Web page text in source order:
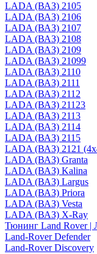
LADA (ВАЗ) 2105
LADA (ВАЗ) 2106
LADA (ВАЗ) 2107
LADA (ВАЗ) 2108
LADA (ВАЗ) 2109
LADA (ВАЗ) 21099
LADA (ВАЗ) 2110
LADA (ВАЗ) 2111
LADA (ВАЗ) 2112
LADA (ВАЗ) 21123
LADA (ВАЗ) 2113
LADA (ВАЗ) 2114
LADA (ВАЗ) 2115
LADA (ВАЗ) 2121
LADA (ВАЗ) Granta
LADA (ВАЗ) Kalina
LADA (ВАЗ) Largus
LADA (ВАЗ) Priora
LADA (ВАЗ) Vesta
LADA (ВАЗ) X-Ray
Тюнинг Land Rover |
Land-Rover Defender
Land-Rover Discovery